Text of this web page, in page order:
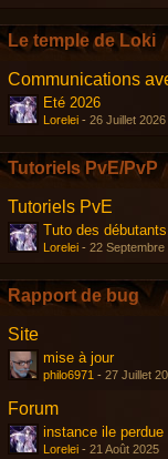
Le temple de Loki
Communications
Eté 2026
Lorelei - 26 Juillet 2026
Tutoriels PvE/PvP
Tutoriels PvE
Tuto des
Lorelei - 22 Septembre
Rapport de bug
Site
mise à jour
philo6971 - 27 Juillet
Forum
instance ile perdue
Lorelei - 21 Août 2025